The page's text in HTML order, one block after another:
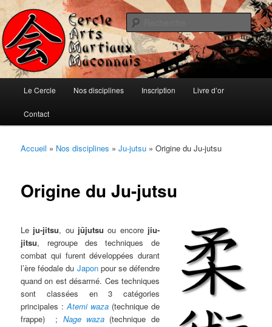
Aller
au
contenu
principalCercle d'Arts Martiaux Mâconnais
Ju-jitsu, Ninjutsu, Aïki-jujutsu, Auto-défense et Qi-Gong
principal
Le Cercle Nos disciplines Inscription Livre d’or
Contact
Accueil » Nos disciplines »Ju-jutsu »Origine du Ju-jutsu
Origine du Ju-jutsu
Le ju-jitsu, ou jūjutsu ou encore jiu-
jitsu, regroupe des techniques de
combat qui furent développées durant
l’ère féodale du Japonpour se défendre
quand on est désarmé. Ces techniques
sont classées en 3 catégories
principales :Atemi waza (technique de
frappe) ; Nage waza(technique de